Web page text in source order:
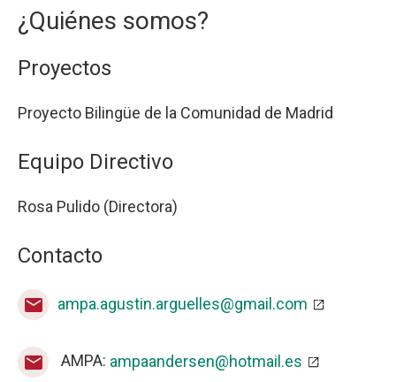
Descripción
¿Quiénes somos?
Proyectos
Proyecto Bilingüe de la Comunidad de Madrid
Equipo Directivo
Rosa Pulido (Directora)
Contacto
mail ampa.agustin.arguelles@gmail.com
mail AMPA: ampaandersen@hotmail.es